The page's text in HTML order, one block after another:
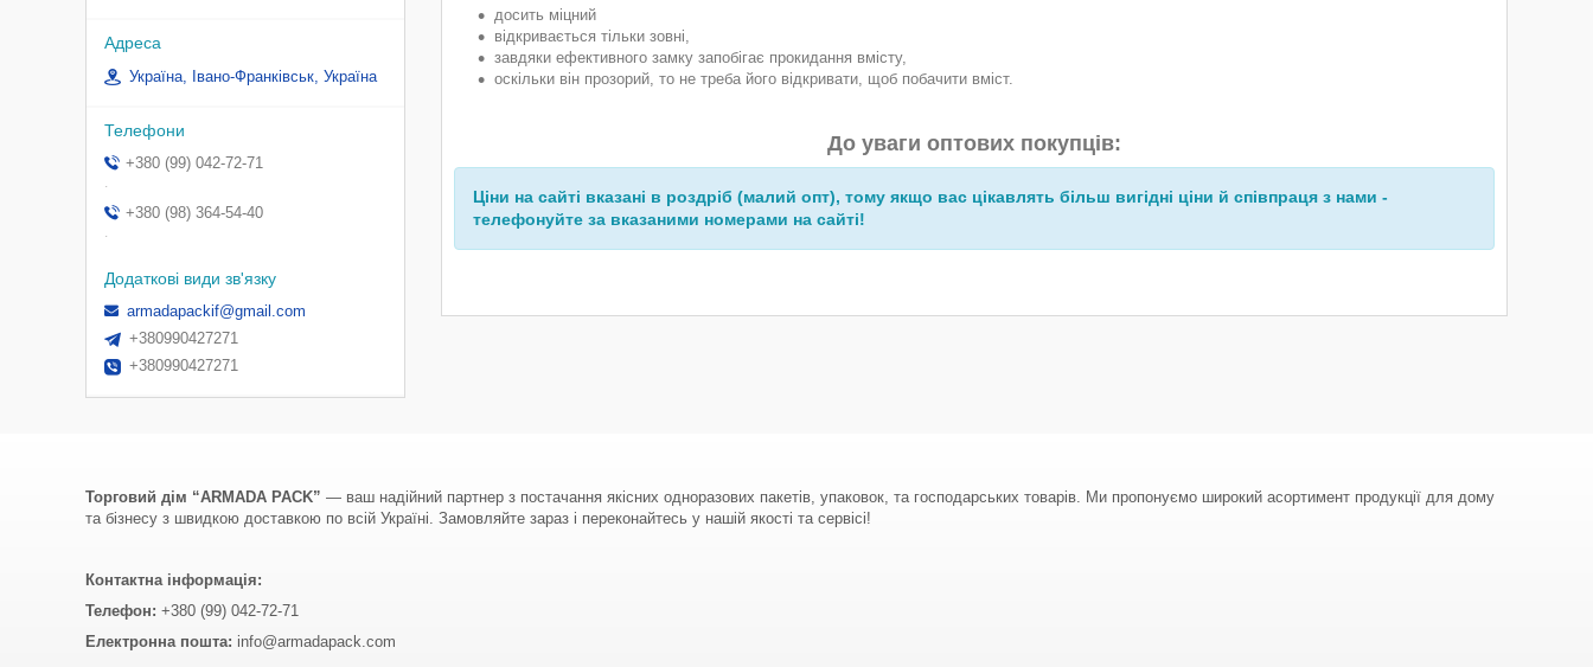
досить міцний
відкривається тільки зовні,
завдяки ефективного замку запобігає прокидання вмісту,
оскільки він прозорий, то не треба його відкривати, щоб побачити вміст.
До уваги оптових покупців:
Ціни на сайті вказані в роздріб (малий опт), тому якщо вас цікавлять більш вигідні ціни й співпраця з нами -
телефонуйте за вказаними номерами на сайті!
Україна, Івано-Франківськ, Україна
+380 (99) 042-72-71
.
+380 (98) 364-54-40
.
armadapackif@gmail.com
+380990427271
+380990427271
Торговий дім “ARMADA PACK” — ваш надійний партнер з постачання якісних одноразових пакетів, упаковок, та господарських товарів. Ми пропонуємо широкий асортимент продукції для дому
та бізнесу з швидкою доставкою по всій Україні. Замовляйте зараз і переконайтесь у нашій якості та сервісі!
Контактна інформація:
Телефон: +380 (99) 042-72-71
Електронна пошта: info@armadapack.com